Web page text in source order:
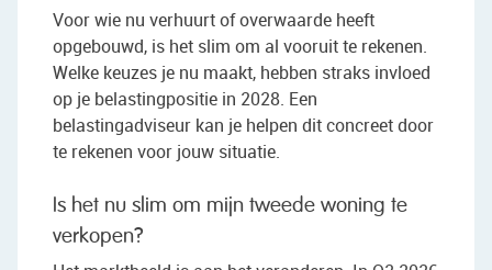
Voor wie nu verhuurt of overwaarde heeft
opgebouwd, is het slim om al vooruit te rekenen.
Welke keuzes je nu maakt, hebben straks invloed
op je belastingpositie in 2028. Een
belastingadviseur kan je helpen dit concreet door
te rekenen voor jouw situatie.
Is het nu slim om mijn tweede woning te
verkopen?